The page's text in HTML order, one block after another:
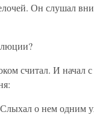
Он слушал
считал. И начал
о нем одним